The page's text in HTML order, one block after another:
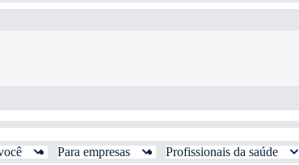
Para empresas Profissionais da saúde